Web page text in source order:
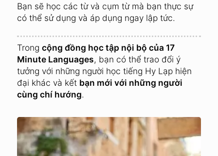
Bạn sẽ học các từ và cụm từ mà bạn thực sự
có thể sử dụng và áp dụng ngay lập tức.
Trong cộng đồng học tập nội bộ của 17
Minute Languages, bạn có thể trao đổi ý
tưởng với những người học tiếng Hy Lạp hiện
đại khác và kết bạn mới với những người
cùng chí hướng.